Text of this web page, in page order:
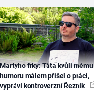
Martyho frky: Táta kvůli mému
humoru málem přišel o práci,
vypráví kontroverzní Řezník